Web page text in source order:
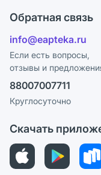
Ответы на вопросы
Блог
Поставщики
Лицензия
Реклама на сайте
Ваши товары на
Программа
Политика
Пользовательское
Политика
Этика и
Политика в
Обратная связь
info@eapteka.ru
Если есть вопросы,
отзывы и
88007007711
Круглосуточно
Скачать